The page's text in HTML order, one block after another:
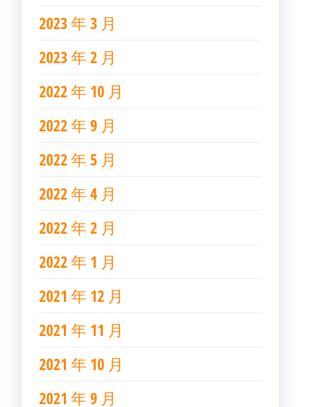
2023 年 3 月
2023 年 2 月
2022 年 10 月
2022 年 9 月
2022 年 5 月
2022 年 4 月
2022 年 2 月
2022 年 1 月
2021 年 12 月
2021 年 11 月
2021 年 10 月
2021 年 9 月